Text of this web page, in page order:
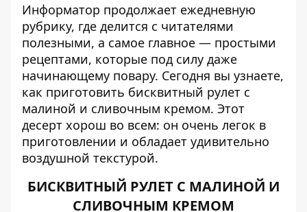
Информатор продолжает ежедневную
рубрику, где делится с читателями
полезными, а самое главное — простыми
рецептами, которые под силу даже
начинающему повару. Сегодня вы узнаете,
как приготовить бисквитный рулет с
малиной и сливочным кремом. Этот
десерт хорош во всем: он очень легок в
приготовлении и обладает удивительно
воздушной текстурой.
БИСКВИТНЫЙ РУЛЕТ С МАЛИНОЙ И
СЛИВОЧНЫМ КРЕМОМ